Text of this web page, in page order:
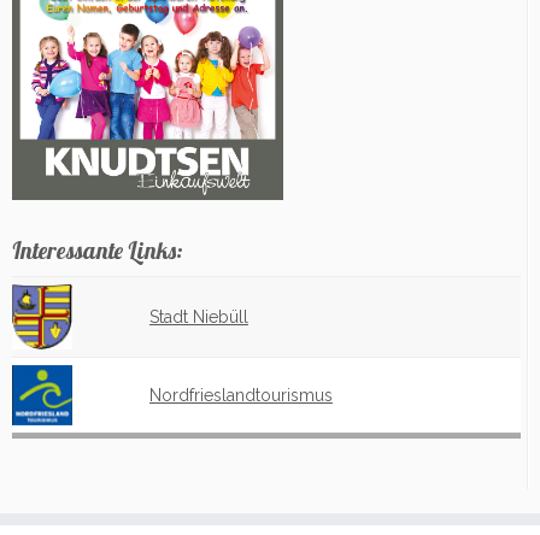
Interessante Links:
Stadt Niebüll
Nordfrieslandtourismus